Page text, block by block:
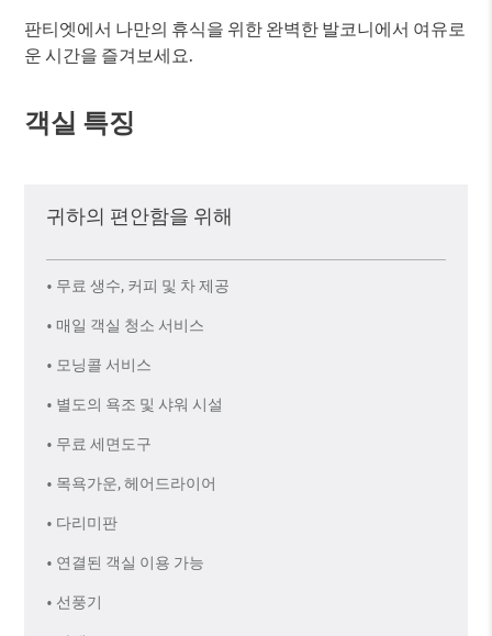
판티엣에서 나만의 휴식을 위한 완벽한 발코니에서 여유로
운 시간을 즐겨보세요.
객실 특징
귀하의 편안함을 위해
• 무료 생수, 커피 및 차 제공
• 매일 객실 청소 서비스
• 모닝콜 서비스
• 별도의 욕조 및 샤워 시설
• 무료 세면도구
• 목욕가운, 헤어드라이어
• 다리미판
• 연결된 객실 이용 가능
• 선풍기